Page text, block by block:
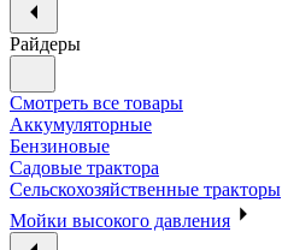
Райдеры
Смотреть все товары
Аккумуляторные
Бензиновые
Садовые трактора
Сельскохозяйственные тракторы
Мойки высокого давления